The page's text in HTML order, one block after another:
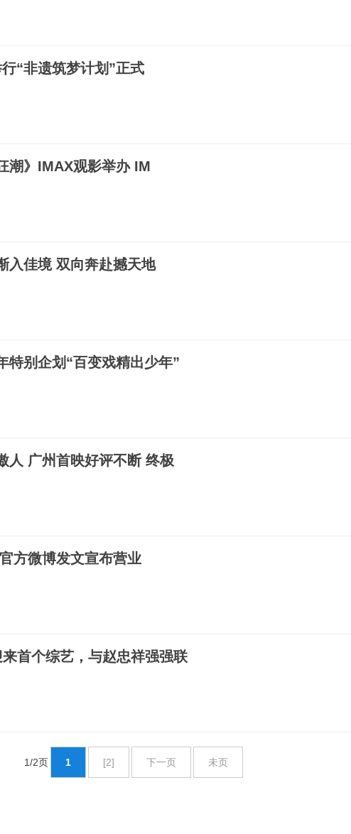
“非遗筑梦计划”正式
潮》IMAX观影举办 IM
入佳境 双向奔赴撼天地
特别企划“百变戏精出少年”
人 广州首映好评不断 终极
方微博发文宣布营业
首个综艺，与赵忠祥强强联
1/2页 1 [2] 下一页 未页